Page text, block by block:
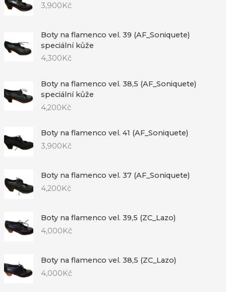
3,900Kč
Boty na flamenco vel. 39 (AF_Soniquete)
speciální kůže
4,300 Kč
Boty na flamenco vel. 38,5 (AF_Soniquete)
speciální kůže
4,200Kč
Boty na flamenco vel. 41 (AF_Soniquete)
3,900Kč
Boty na flamenco vel. 37 (AF_Soniquete)
4,200Kč
Boty na flamenco vel. 39,5 (ZC_Lazo)
4,000Kč
Boty na flamenco vel. 38,5 (ZC_Lazo)
4,000Kč